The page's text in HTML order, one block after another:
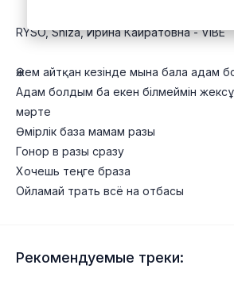
RYSO, Shiza, Ирина Кайратовна - VIBE
Әжем айтқан кезінде мына бала адам
Адам болдым ба екен білмеймін
мәрте
Өмірлік база мамам разы
Гонор в разы сразу
Хочешь теңге браза
Ойламай трать всё на отбасы
Рекомендуемые треки: